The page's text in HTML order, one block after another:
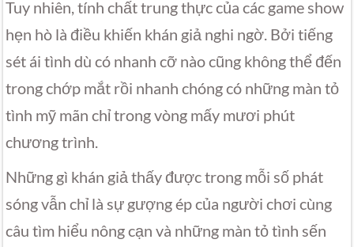
Tuy nhiên, tính chất trung thực của các game show
hẹn hò là điều khiến khán giả nghi ngờ. Bởi tiếng
sét ái tình dù có nhanh cỡ nào cũng không thể đến
trong chớp mắt rồi nhanh chóng có những màn tỏ
tình mỹ mãn chỉ trong vòng mấy mươi phút
chương trình.
Những gì khán giả thấy được trong mỗi số phát
sóng vẫn chỉ là sự gượng ép của người chơi cùng
câu tìm hiểu nông cạn và những màn tỏ tình sến